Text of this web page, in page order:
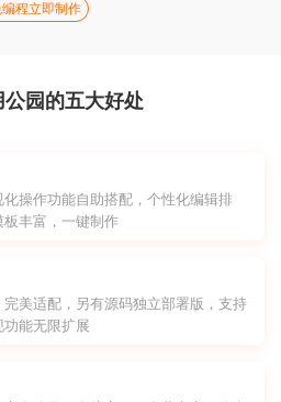
程立即制作
公园的五大好处
化操作功能自助搭配，个性化编辑排
板丰富，一键制作
美适配，另有源码独立部署版，支持
能无限扩展